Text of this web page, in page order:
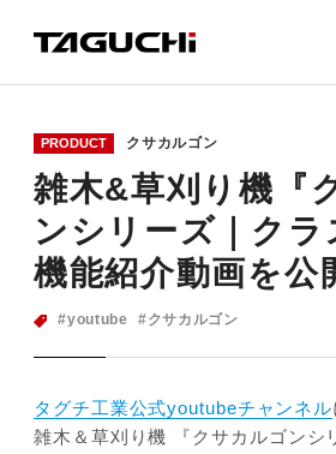
PRODUCT
COMPANY
NEWS
SUPPORT
CONTACT
PRODUCT クサカルゴン
雑木&草刈り機『
ンシリーズ｜クラ
機能紹介動画を公
youtube クサカルゴン
タグチ工業公式youtubeチャンネル
雑木＆草刈り機 『クサカルゴンシ